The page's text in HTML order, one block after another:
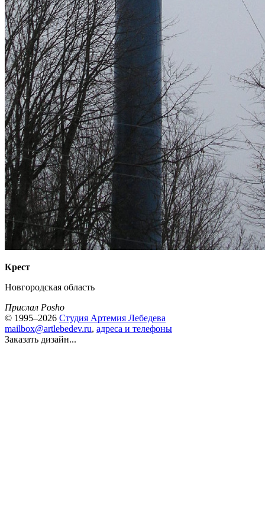
Крест
Новгородская область
Прислал Posho
© 1995–2026 Студия Артемия Лебедева
mailbox@artlebedev.ru, адреса и телефоны
Заказать дизайн...